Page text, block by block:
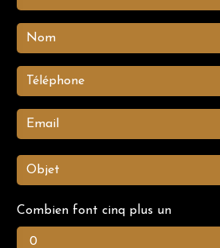
Combien font cinq plus un